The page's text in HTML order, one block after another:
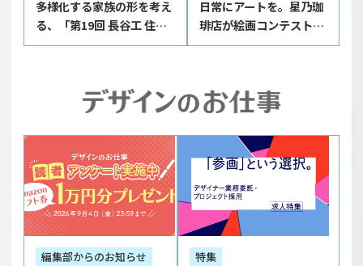
多様化する家族の形を考え
る、「第19回 長谷工 住ま
いのデザイン コンペティシ
日常にアートを。星乃珈
琲店が絵画コンテストを
開催する理由とは？
編集部からのお知らせ 特集